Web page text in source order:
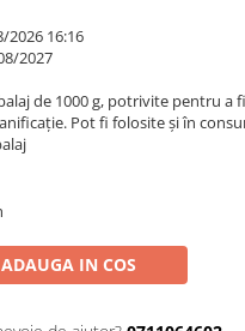
2026 16:16
2027
de 1000 g, potrivite pentru a
Pot fi folosite și în
ADAUGA IN COS